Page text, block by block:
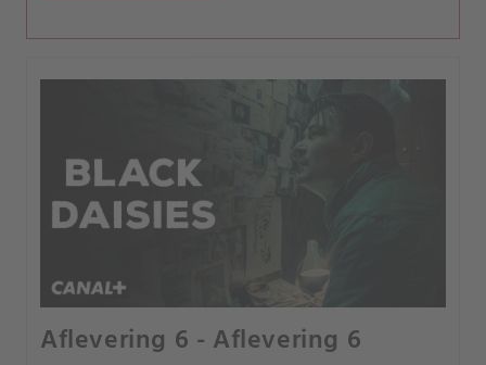
Aflevering 6 - Aflevering 6